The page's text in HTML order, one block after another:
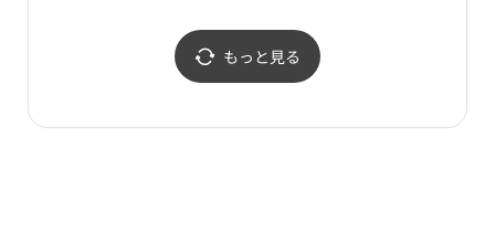
브영 부산일광점)
もっと見る